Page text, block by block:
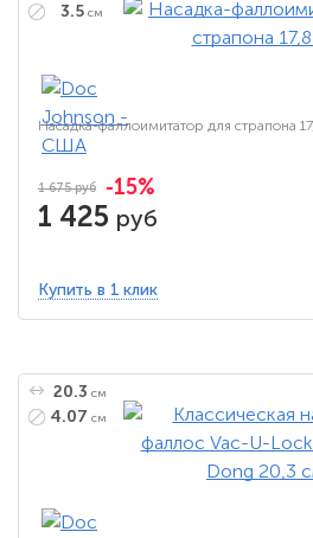
3.5 см
Насадка-фаллоимитатор для страпона
1 675 руб -15%
1 425 руб
Купить в 1 клик
20.3 см
4.07 см